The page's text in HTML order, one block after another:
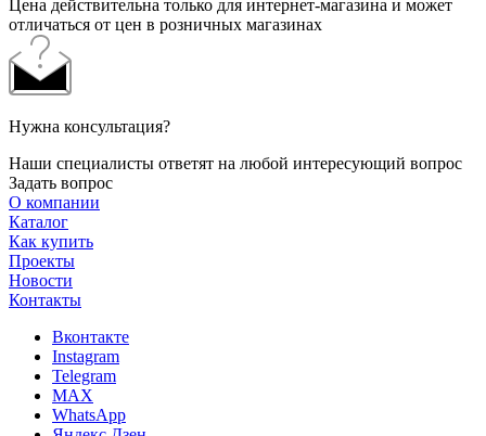
Цена действительна только для интернет-магазина и может
отличаться от цен в розничных магазинах
Нужна консультация?
Наши специалисты ответят на любой интересующий вопрос
Задать вопрос
О компании
Каталог
Как купить
Проекты
Новости
Контакты
Вконтакте
Instagram
Telegram
MAX
WhatsApp